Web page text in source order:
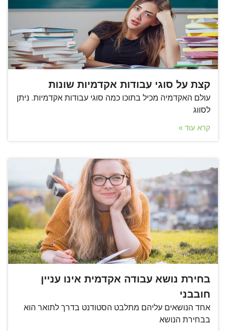
קצת על סוגי עבודות אקדמיות שונות
עולם האקדמיה מכיל בתוכו כמה סוגי עבודות אקדמיות. ניתן
לסווג
קרא עוד »
בחירת נושא עבודה אקדמית אינו עניין
חובבני
אחד הנושאים עליהם מתלבט הסטודנט בדרך לתואר הוא
בבחירת הנושא